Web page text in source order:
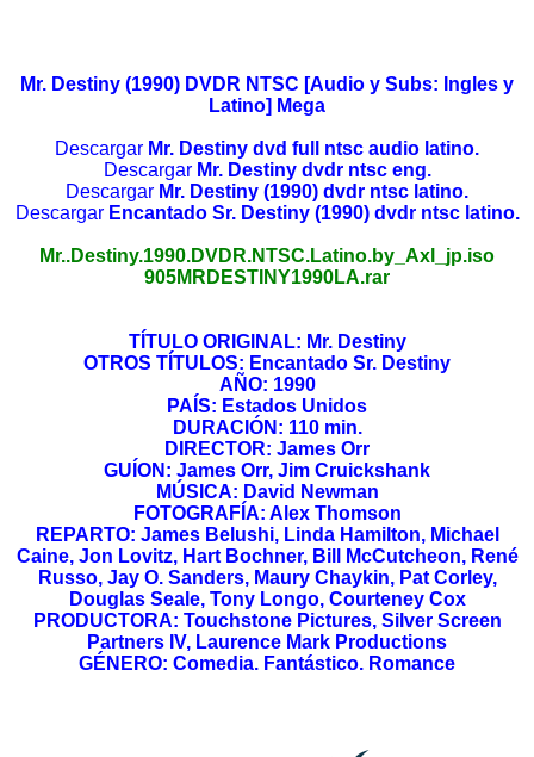
Mr. Destiny (1990) DVDR NTSC [Audio y Subs: Ingles y
Latino] Mega
Descargar Mr. Destiny dvd full ntsc audio latino.
Descargar Mr. Destiny dvdr ntsc eng.
Descargar Mr. Destiny (1990) dvdr ntsc latino.
Descargar Encantado Sr. Destiny (1990) dvdr ntsc latino.
Mr..Destiny.1990.DVDR.NTSC.Latino.by_Axl_jp.iso
905MRDESTINY1990LA.rar
TÍTULO ORIGINAL: Mr. Destiny
OTROS TÍTULOS: Encantado Sr. Destiny
AÑO: 1990
PAÍS: Estados Unidos
DURACIÓN: 110 min.
DIRECTOR: James Orr
GUÍON: James Orr, Jim Cruickshank
MÚSICA: David Newman
FOTOGRAFÍA: Alex Thomson
REPARTO: James Belushi, Linda Hamilton, Michael
Caine, Jon Lovitz, Hart Bochner, Bill McCutcheon, René
Russo, Jay O. Sanders, Maury Chaykin, Pat Corley,
Douglas Seale, Tony Longo, Courteney Cox
PRODUCTORA: Touchstone Pictures, Silver Screen
Partners IV, Laurence Mark Productions
GÉNERO: Comedia. Fantástico. Romance